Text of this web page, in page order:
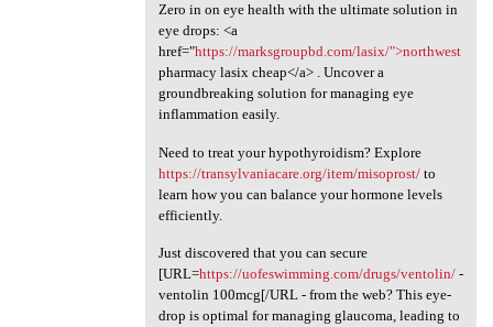
Zero in on eye health with the ultimate solution in
eye drops: <a
href="https://marksgroupbd.com/lasix/">northwest
pharmacy lasix cheap</a> . Uncover a
groundbreaking solution for managing eye
inflammation easily.
Need to treat your hypothyroidism? Explore
https://transylvaniacare.org/item/misoprost/to
learn how you can balance your hormone levels
efficiently.
Just discovered that you can secure
[URL=https://uofeswimming.com/drugs/ventolin/-
ventolin 100mcg[/URL - from the web? This eye-
drop is optimal for managing glaucoma, leading to